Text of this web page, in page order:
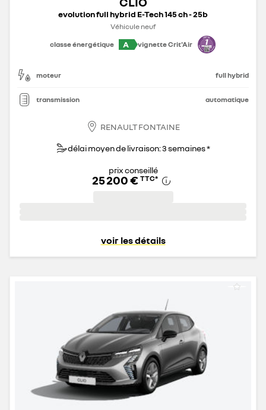
evolution full hybrid E-Tech 145 ch - 25b
Véhicule neuf
classe énergétique
A vignette Crit'Air
moteur full hybrid
transmission automatique
RENAULT FONTAINE
délai moyen de livraison: 3 semaines *
prix conseillé
25 200 € TTC*
voir les détails